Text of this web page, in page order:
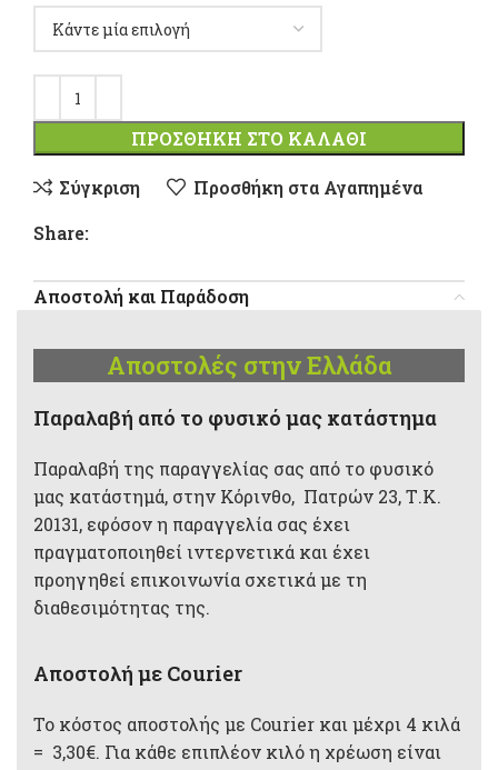
ΠΡΟΣΘΉΚΗ ΣΤΟ ΚΑΛΆΘΙ
Σύγκριση
Προσθήκη στα Αγαπημένα
Share:
Αποστολή και Παράδοση
Αποστολές στην Ελλάδα
Παραλαβή από το φυσικό μας κατάστημα
Παραλαβή της παραγγελίας σας από το φυσικό
μας κατάστημά, στην Κόρινθο, Πατρών 23, Τ.Κ.
20131, εφόσον η παραγγελία σας έχει
πραγματοποιηθεί ιντερνετικά και έχει
προηγηθεί επικοινωνία σχετικά με τη
διαθεσιμότητας της.
Αποστολή με Courier
Το κόστος αποστολής με Courier και μέχρι 4 κιλά
= 3,30€. Για κάθε επιπλέον κιλό η χρέωση είναι